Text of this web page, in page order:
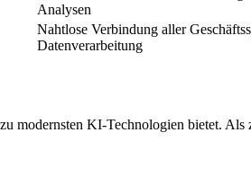
Analysen
Nahtlose Verbindung aller
Datenverarbeitung
modernsten KI-Technologien bietet.